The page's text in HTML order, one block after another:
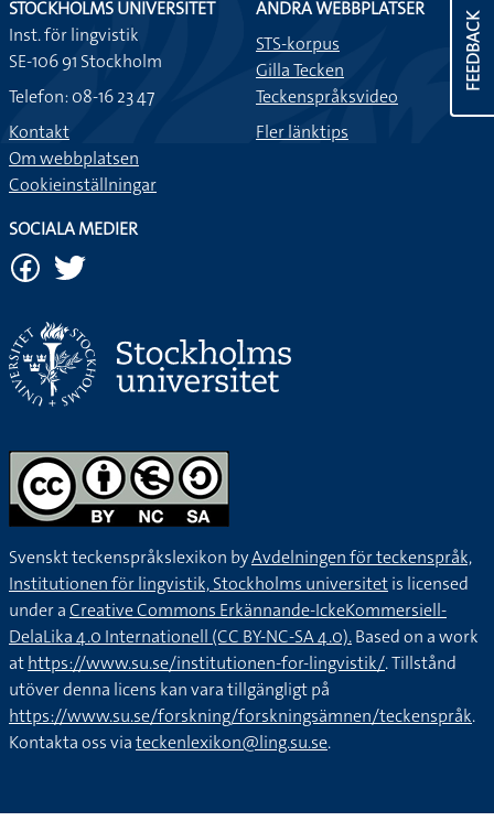
FEEDBACK
STOCKHOLMS UNIVERSITET
Inst. för lingvistik
SE-106 91 Stockholm
Telefon: 08-16 23 47
Kontakt
Om webbplatsen
Cookieinställningar
ANDRA WEBBPLATSER
STS-korpus
Gilla Tecken
Teckenspråksvideo
Fler länktips
SOCIALA MEDIER
Svenskt teckenspråkslexikon byAvdelningen för teckenspråk,
Institutionen för lingvistik, Stockholms universitetis licensed
under aCreative Commons Erkännande-IckeKommersiell-
DelaLika 4.0 Internationell (CC BY-NC-SA 4.0).Based on a work
athttps://www.su.se/institutionen-for-lingvistik/. Tillstånd
utöver denna licens kan vara tillgängligt på
https://www.su.se/forskning/forskningsämnen/teckenspråk.
Kontakta oss viateckenlexikon@ling.su.se.